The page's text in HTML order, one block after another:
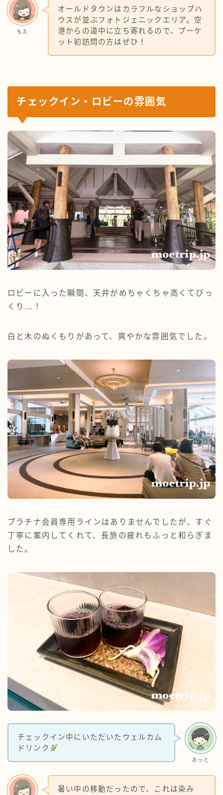
もえ
オールドタウンはカラフルなショップハ
ウスが並ぶフォトジェニックエリア。空
港からの道中に立ち寄れるので、プーケ
ット初訪問の方はぜひ！
チェックイン・ロビーの雰囲気
ロビーに入った瞬間、天井がめちゃくちゃ高くてびっ
くり…！
白と木のぬくもりがあって、爽やかな雰囲気でした。
プラチナ会員専用ラインはありませんでしたが、すぐ
丁寧に案内してくれて、長旅の疲れもふっと和らぎま
した。
おっと
チェックイン中にいただいたウェルカム
ドリンク
暑い中の移動だったので、これは染み